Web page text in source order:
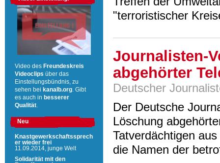
"terroristischer
Journalisten-
abgehörter
Deutscher
Der Deutsche
Löschung
Tatverdächtigen
die Namen der
Video des Freundeskreis
Videoclips über das
Einstellungsbündnis, zu
sehen bei kanalb.org . Gibt
es auch in besserer
Qualität
Neu
Knastgewerkschaftssprech
er wieder frei
11.09.2014, junge Welt
Solidarität mit den